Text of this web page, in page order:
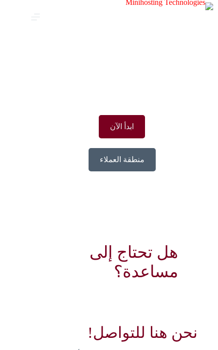
ابدأ الآن
منطقة العملاء
هل تحتاج إلى
مساعدة؟
نحن هنا للتواصل!